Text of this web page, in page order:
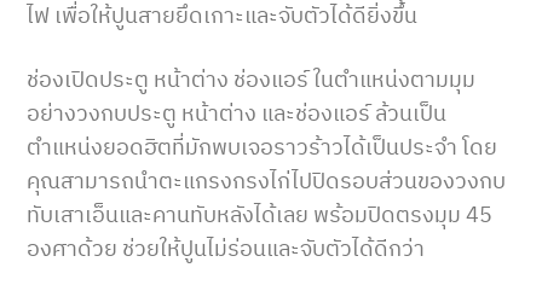
ไฟ เพื่อให้ปูนสายยึดเกาะและจับตัวได้ดียิ่งขึ้น
ช่องเปิดประตู หน้าต่าง ช่องแอร์ ในตำแหน่งตามมุม
อย่างวงกบประตู หน้าต่าง และช่องแอร์ ล้วนเป็น
ตำแหน่งยอดฮิตที่มักพบเจอราวร้าวได้เป็นประจำ โดย
คุณสามารถนำตะแกรงกรงไก่ไปปิดรอบส่วนของวงกบ
ทับเสาเอ็นและคานทับหลังได้เลย พร้อมปิดตรงมุม 45
องศาด้วย ช่วยให้ปูนไม่ร่อนและจับตัวได้ดีกว่า